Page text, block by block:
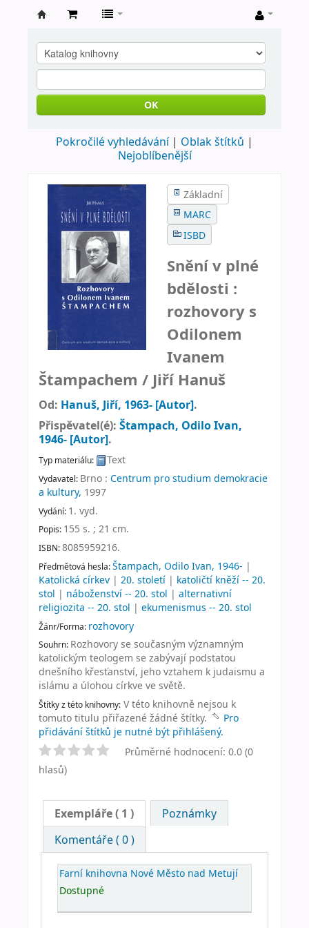
knihovna
Nové
Město
Metují
OK
Pokročilé vyhledávání
Oblak štítků
Nejoblíbenější
Základní
MARC
ISBD
Snění v plné
bdělosti :
rozhovory s
Odilonem
Ivanem
Štampachem / Jiří Hanuš
Od: Hanuš, Jiří, 1963- [Autor].
Přispěvatel(é): Štampach, Odilo Ivan,
1946- [Autor].
Typ materiálu: Text
Vydavatel: Brno : Centrum pro studium demokracie
a kultury, 1997
Vydání: 1. vyd.
Popis: 155 s. ; 21 cm.
ISBN:8085959216.
Předmětová hesla:Štampach, Odilo Ivan, 1946- |
Katolická církev | 20. století | katoličtí kněží -- 20.
stol | náboženství -- 20. stol | alternativní
religiozita -- 20. stol | ekumenismus -- 20. stol
Žánr/Forma: rozhovory
Souhrn: Rozhovory se současným významným
katolickým teologem se zabývají podstatou
dnešního křesťanství, jeho vztahem k judaismu a
islámu a úlohou církve ve světě.
Štítky z této knihovny: V této knihovně nejsou k
tomuto titulu přiřazené žádné štítky.
Pro
přidávání štítků je nutné být přihlášený.
Průměrné hodnocení: 0.0 (0
hlasů)
Exempláře( 1 )
Poznámky
Komentáře ( 0 )
Farní knihovna Nové Město nad Metují
Dostupné